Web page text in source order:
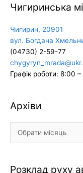
Чигиринська
Чигирин, 20901
вул. Богдана
(04730) 2-59-77
Графік роботи: 8:00
Архіви
Архіви
Розклад руху